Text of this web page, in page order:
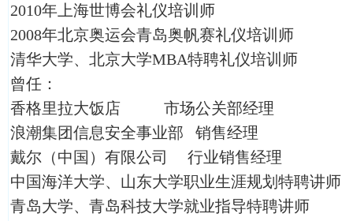
2010年上海世博会礼仪培训师
2008年北京奥运会青岛奥帆赛礼仪培训师
清华大学、北京大学MBA特聘礼仪培训师
曾任：
香格里拉大饭店 市场公关部经理
浪潮集团信息安全事业部 销售经理
戴尔（中国）有限公司 行业销售经理
中国海洋大学、山东大学职业生涯规划特聘讲师
青岛大学、青岛科技大学就业指导特聘讲师